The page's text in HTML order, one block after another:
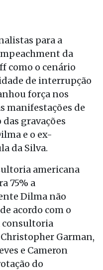
para a
da
como o cenário
de interrupção
força nos
manifestações de
gravações
e o ex-
da Silva.
americana
75% a
Dilma não
acordo com o
consultoria
Garman,
e Cameron
do